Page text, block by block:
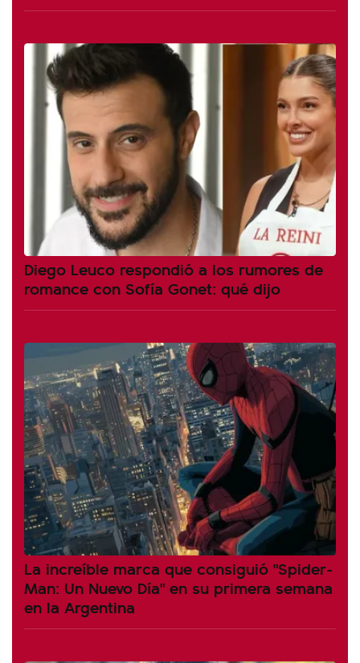
Diego Leuco respondió a los rumores de
romance con Sofía Gonet: qué dijo
La increíble marca que consiguió "Spider-
Man: Un Nuevo Día" en su primera semana
en la Argentina